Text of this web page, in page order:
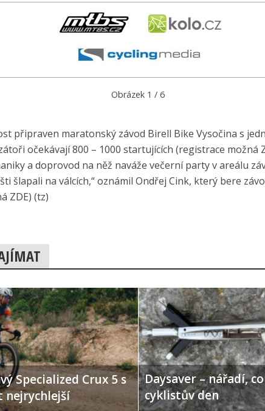
Obrázek 1 / 6
připraven maratonský závod Birell Bike Vysočina s
očekávají 800 – 1000 startujících (registrace možná
a doprovod na něž naváže večerní party v areálu
šlapali na válcích,“ oznámil Ondřej Cink, který bere
ZDE) (tz)
Specialized Crux 5 s
nejrychlejší
Daysaver – nářadí,
cyklistův den